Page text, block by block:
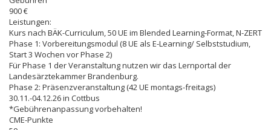
900 €
Leistungen:
Kurs nach BÄK-Curriculum, 50 UE im Blended Learning-Format, N-ZERT
Phase 1: Vorbereitungsmodul (8 UE als E-Learning/ Selbststudium,
Start 3 Wochen vor Phase 2)
Für Phase 1 der Veranstaltung nutzen wir das Lernportal der
Landesärztekammer Brandenburg.
Phase 2: Präsenzveranstaltung (42 UE montags-freitags)
30.11.-04.12.26 in Cottbus
*Gebührenanpassung vorbehalten!
CME-Punkte